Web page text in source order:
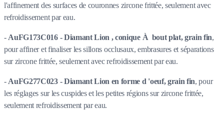
l'affinement des surfaces de couronnes zircone frittée, seulement avec
refroidissement par eau.
- AuFG173C016 - Diamant Lion , conique À bout plat, grain fin,
pour affiner et finaliser les sillons occlusaux, embrasures et séparations
sur zircone frittée, seulement avec refroidissement par eau.
- AuFG277C023 - Diamant Lion en forme d 'oeuf, grain fin, pour
les réglages sur les cuspides et les petites régions sur zircone frittée,
seulement refroidissement par eau.